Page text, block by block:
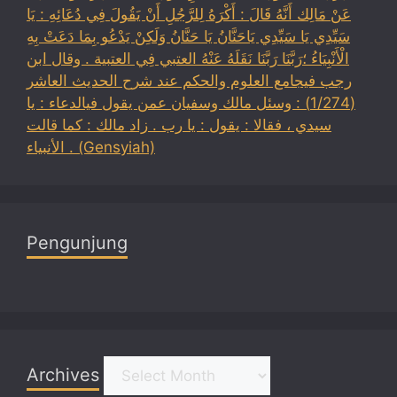
عَنْ مَالِك أَنَّهُ قَالَ : أَكْرَهُ لِلرَّجُلِ أَنْ يَقُولَ فِي دُعَائِهِ : يَا
سَيِّدِي يَا سَيِّدِي يَاحَنَّانُ يَا حَنَّانُ وَلَكِنْ يَدْعُو بِمَا دَعَتْ بِهِ
الْأَنْبِيَاءُ ؛رَبَّنَا رَبَّنَا نَقَلَهُ عَنْهُ العتبي فِي العتبية . وقال ابن
رجب فيجامع العلوم والحكم عند شرح الحديث العاشر
(1/274) : وسئل مالك وسفيان عمن يقول فيالدعاء : يا
سيدي ، فقالا : يقول : يا رب . زاد مالك : كما قالت
الأنبياء . (Gensyiah)
Pengunjung
Archives